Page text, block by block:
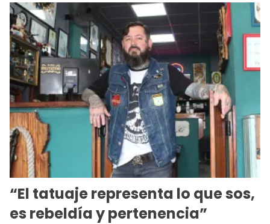
“El tatuaje representa lo que sos,
es rebeldía y pertenencia”